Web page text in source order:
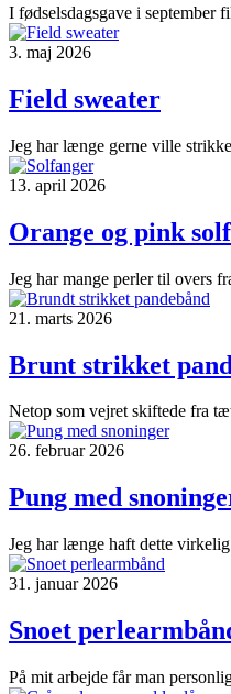
I fødselsdagsgave i
3. maj 2026
Field sweater
Jeg har længe gerne ville
13. april 2026
Orange og pink
Jeg har mange perler til overs
21. marts 2026
Brunt strikket
Netop som vejret skiftede fra
26. februar 2026
Pung med
Jeg har længe haft dette
31. januar 2026
Snoet
På mit arbejde får man